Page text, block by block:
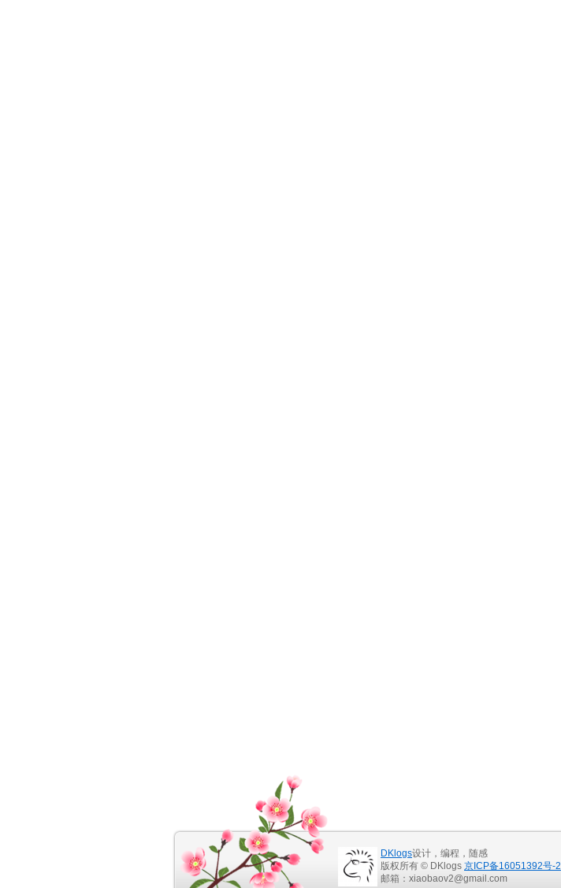
DKlogs设计，编程，随感
版权所有 © DKlogs 京ICP备16051392号-2
邮箱：xiaobaov2@gmail.com